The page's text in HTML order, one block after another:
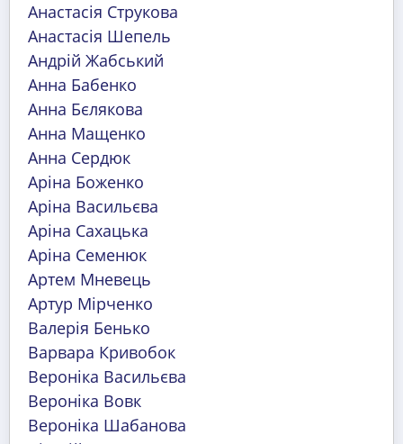
Анастасія Струкова
Анастасія Шепель
Андрій Жабський
Анна Бабенко
Анна Бєлякова
Анна Мащенко
Анна Сердюк
Аріна Боженко
Аріна Васильєва
Аріна Сахацька
Аріна Семенюк
Артем Мневець
Артур Мірченко
Валерія Бенько
Варвара Кривобок
Вероніка Васильєва
Вероніка Вовк
Вероніка Шабанова